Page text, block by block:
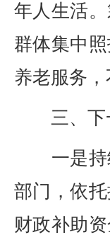
年人生活
群体集中
养老服务
三、
一是持续
部门，依
财政补助